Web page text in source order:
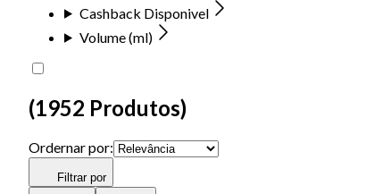
Cashback Disponivel
Volume (ml)
(1952 Produtos)
Ordernar por:
Filtrar por